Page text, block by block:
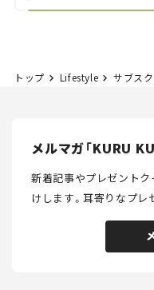
トップ Lifestyle サブスクでサーキット走っ
メルマガ「KURU
新着記事やプレゼント
けします。耳寄りなプレ